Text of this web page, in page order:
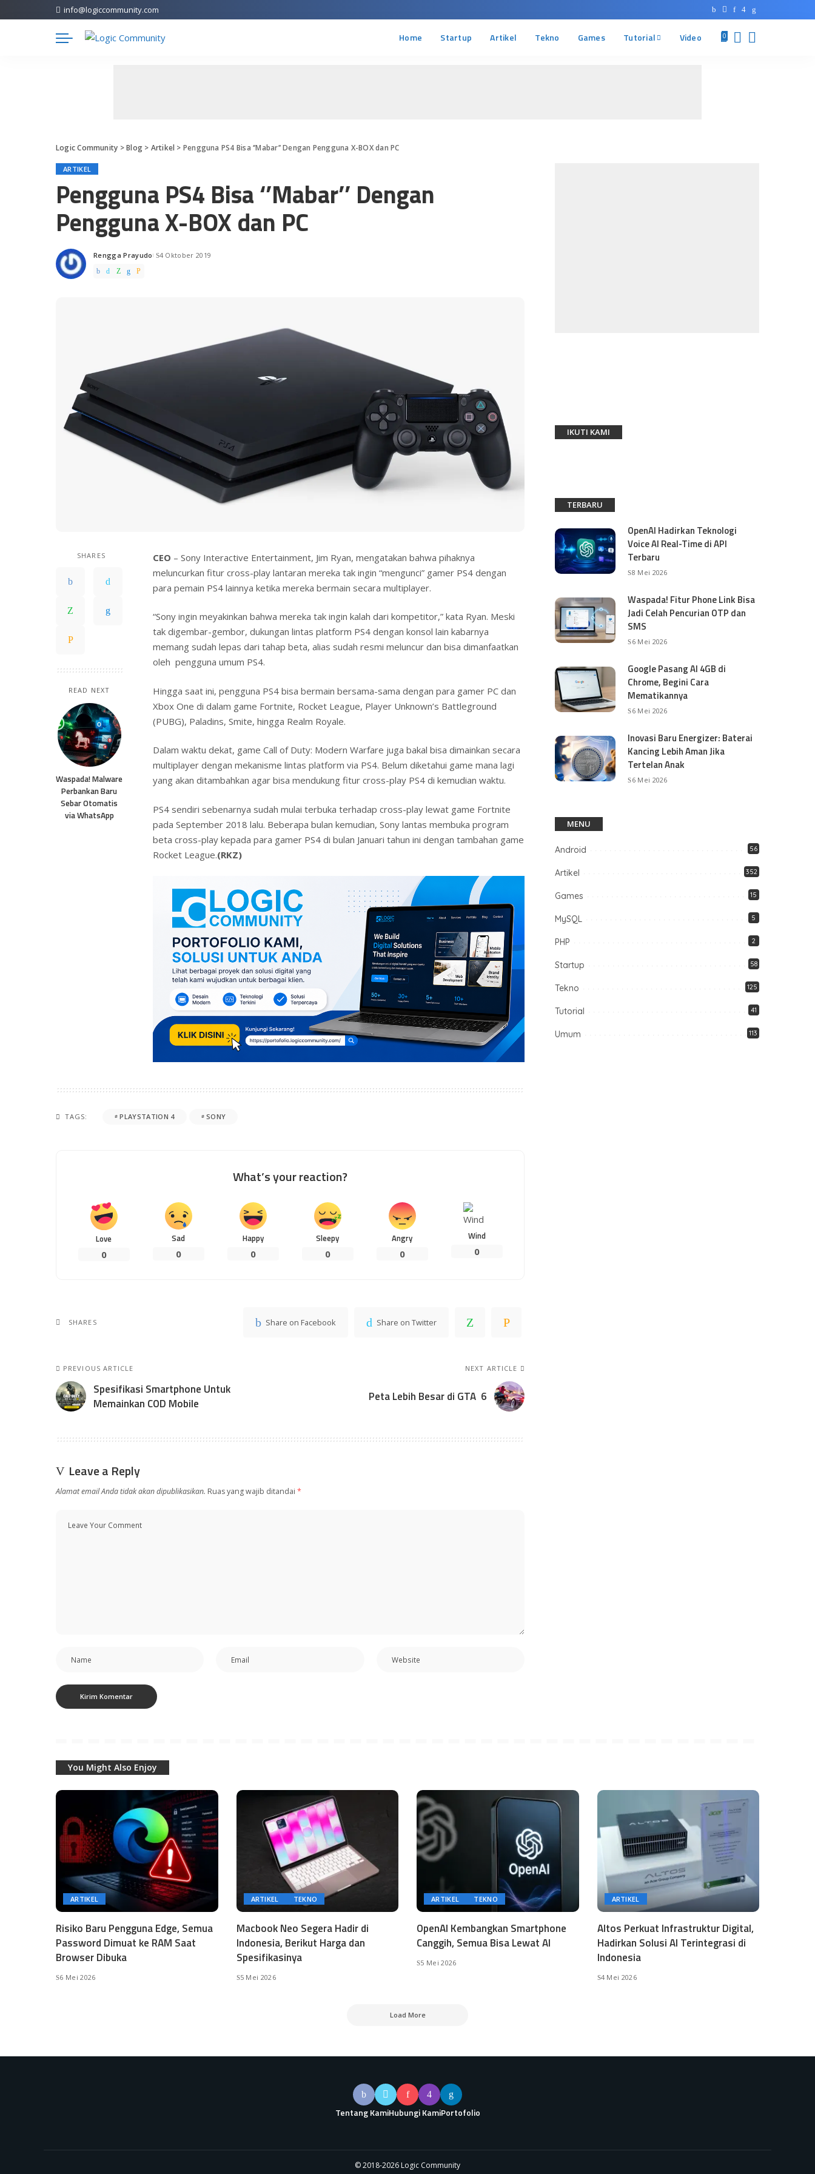
info@logiccommunity.com
Home Startup Artikel Tekno Games Tutorial Video 0
Logic Community >Blog> Artikel > Pengguna PS4 Bisa ‘’Mabar’’ Dengan Pengguna X-BOX dan PC
ARTIKEL
Pengguna PS4 Bisa ‘’Mabar’’ Dengan
Pengguna X-BOX dan PC
Posted
by
Rengga Prayudo 4 Oktober 2019
SHARES
READ NEXT
Waspada! Malware
Perbankan Baru
Sebar Otomatis
via WhatsApp
CEO – Sony Interactive Entertainment, Jim Ryan, mengatakan bahwa pihaknya
meluncurkan fitur cross-play lantaran mereka tak ingin “mengunci” gamer PS4 dengan
para pemain PS4 lainnya ketika mereka bermain secara multiplayer.
“Sony ingin meyakinkan bahwa mereka tak ingin kalah dari kompetitor,” kata Ryan. Meski
tak digembar-gembor, dukungan lintas platform PS4 dengan konsol lain kabarnya
memang sudah lepas dari tahap beta, alias sudah resmi meluncur dan bisa dimanfaatkan
oleh pengguna umum PS4.
Hingga saat ini, pengguna PS4 bisa bermain bersama-sama dengan para gamer PC dan
Xbox One di dalam game Fortnite, Rocket League, Player Unknown’s Battleground
(PUBG), Paladins, Smite, hingga Realm Royale.
Dalam waktu dekat, game Call of Duty: Modern Warfare juga bakal bisa dimainkan secara
multiplayer dengan mekanisme lintas platform via PS4. Belum diketahui game mana lagi
yang akan ditambahkan agar bisa mendukung fitur cross-play PS4 di kemudian waktu.
PS4 sendiri sebenarnya sudah mulai terbuka terhadap cross-play lewat game Fortnite
pada September 2018 lalu. Beberapa bulan kemudian, Sony lantas membuka program
beta cross-play kepada para gamer PS4 di bulan Januari tahun ini dengan tambahan game
Rocket League.(RKZ)
TAGS: PLAYSTATION 4 SONY
What’s your reaction?
Love
0
Sad
0
Happy
0
Sleepy
0
Angry
0
Wind
0
SHARES Share on Facebook Share on Twitter
PREVIOUS ARTICLE
Spesifikasi Smartphone Untuk
Memainkan COD Mobile
NEXT ARTICLE
Peta Lebih Besar di GTA 6
Leave a Reply
Alamat email Anda tidak akan dipublikasikan. Ruas yang wajib ditandai *
IKUTI KAMI
TERBARU
OpenAI Hadirkan Teknologi
Voice AI Real-Time di API
Terbaru
8 Mei 2026
Waspada! Fitur Phone Link Bisa
Jadi Celah Pencurian OTP dan
SMS
6 Mei 2026
Google Pasang AI 4GB di
Chrome, Begini Cara
Mematikannya
6 Mei 2026
Inovasi Baru Energizer: Baterai
Kancing Lebih Aman Jika
Tertelan Anak
6 Mei 2026
MENU
Android 56
Artikel 352
Games 15
MySQL 5
PHP 2
Startup 58
Tekno 125
Tutorial 41
Umum 113
You Might Also Enjoy
ARTIKEL
Risiko Baru Pengguna Edge, Semua
Password Dimuat ke RAM Saat
Browser Dibuka
6 Mei 2026
ARTIKEL TEKNO
Macbook Neo Segera Hadir di
Indonesia, Berikut Harga dan
Spesifikasinya
5 Mei 2026
ARTIKEL TEKNO
OpenAI Kembangkan Smartphone
Canggih, Semua Bisa Lewat AI
5 Mei 2026
ARTIKEL
Altos Perkuat Infrastruktur Digital,
Hadirkan Solusi AI Terintegrasi di
Indonesia
4 Mei 2026
Load More
Tentang KamiHubungi KamiPortofolio
© 2018-2026 Logic Community